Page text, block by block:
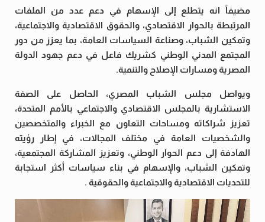
مضيفاً انه يتطلع إلى الإسهام في دعم عدد من الملفات
المرتبطة بالحوار الاقتصادي، والحقوق الاقتصادية والاجتماعية،
وتمكين الشباب، وصناعة السياسات العامة، بما يعزز من دور
المجتمع المدني الوطني كشريك فاعل في دعم جهود الدولة
المصرية ومسارات الإصلاح والتنمية.
ويواصل مجلس الشباب المصري، الحاصل على الصفة
الاستشارية بالمجلس الاقتصادي والاجتماعي بالأمم المتحدة،
تعزيز شراكاته ومساحات التعاون مع الخبراء والمتخصصين
والشخصيات العامة في مختلف المجالات، في إطار رؤيته
الهادفة إلى دعم الحوار الوطني، وتعزيز المشاركة المجتمعية،
وتمكين الشباب، والإسهام في بناء سياسات أكثر استجابة
للتحديات الاقتصادية والاجتماعية والحقوقية .